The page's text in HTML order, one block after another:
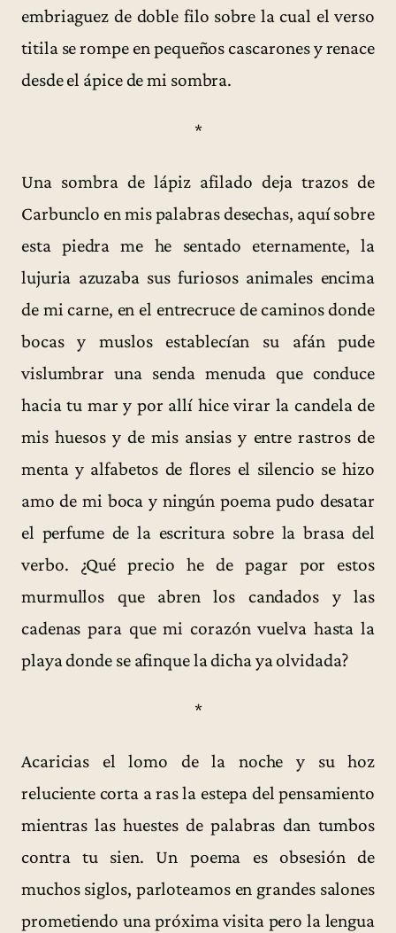
embriaguez de doble filo sobre la cual el verso
titila se rompe en pequeños cascarones y renace
desde el ápice de mi sombra.
*
Una sombra de lápiz afilado deja trazos de
Carbunclo en mis palabras desechas, aquí sobre
esta piedra me he sentado eternamente, la
lujuria azuzaba sus furiosos animales encima
de mi carne, en el entrecruce de caminos donde
bocas y muslos establecían su afán pude
vislumbrar una senda menuda que conduce
hacia tu mar y por allí hice virar la candela de
mis huesos y de mis ansias y entre rastros de
menta y alfabetos de flores el silencio se hizo
amo de mi boca y ningún poema pudo desatar
el perfume de la escritura sobre la brasa del
verbo. ¿Qué precio he de pagar por estos
murmullos que abren los candados y las
cadenas para que mi corazón vuelva hasta la
playa donde se afinque la dicha ya olvidada?
*
Acaricias el lomo de la noche y su hoz
reluciente corta a ras la estepa del pensamiento
mientras las huestes de palabras dan tumbos
contra tu sien. Un poema es obsesión de
muchos siglos, parloteamos en grandes salones
prometiendo una próxima visita pero la lengua